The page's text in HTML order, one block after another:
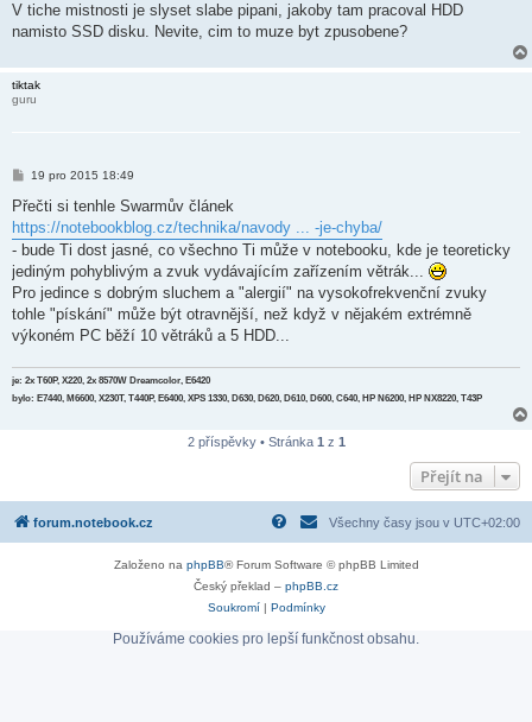
p
ě
k
V tiche mistnosti je slyset slabe pipani, jakoby tam pracoval HDD
namisto SSD disku. Nevite, cim to muze byt zpusobene?
tiktak
guru
P
í
p
ě
v
e
k
19 pro 2015 18:49
Přečti si tenhle Swarmův článek
https://notebookblog.cz/technika/navody ... -je-chyba/
- bude Ti dost jasné, co všechno Ti může v notebooku, kde je teoreticky
jediným pohyblivým a zvuk vydávajícím zařízením větrák...
Pro jedince s dobrým sluchem a "alergií" na vysokofrekvenční zvuky
tohle "pískání" může být otravnější, než když v nějakém extrémně
výkoném PC běží 10 větráků a 5 HDD...
je: 2x T60P, X220, 2x 8570W Dreamcolor, E6420
bylo: E7440, M6600, X230T, T440P, E6400, XPS 1330, D630, D620, D610, D600, C640, HP N6200, HP NX8220, T43P
2 příspěvky • Stránka 1 z 1
Přejít na
forum.notebook.cz Všechny časy jsou v UTC+02:00
Založeno na phpBB® Forum Software © phpBB Limited
Český překlad – phpBB.cz
Soukromí| Podmínky
Používáme cookies pro lepší funkčnost obsahu.